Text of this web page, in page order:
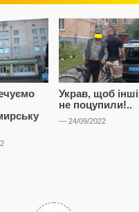
Украв, щоб інші
не поцупили!..
— 24/09/2022